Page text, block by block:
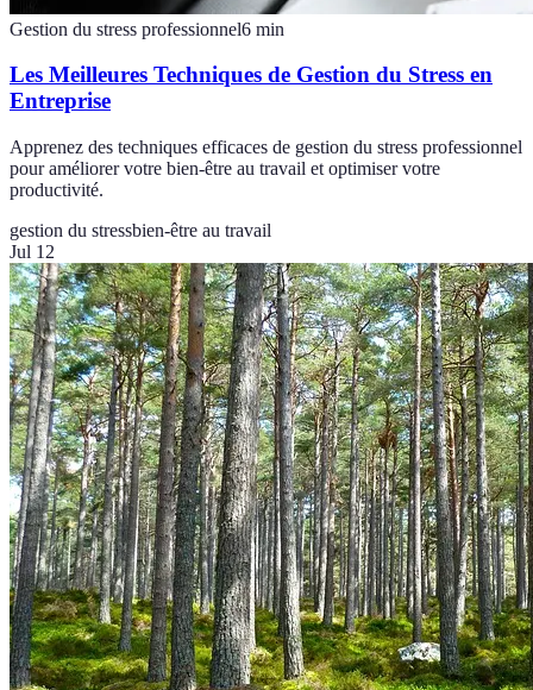
Gestion du stress professionnel6 min
Les Meilleures Techniques de Gestion du Stress en
Entreprise
Apprenez des techniques efficaces de gestion du stress professionnel
pour améliorer votre bien-être au travail et optimiser votre
productivité.
gestion du stressbien-être au travail
Jul 12